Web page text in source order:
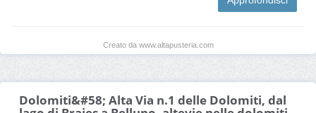
Creato da www.altapusteria.com
Dolomiti&#58; Alta Via n.1 delle Dolomiti, dal